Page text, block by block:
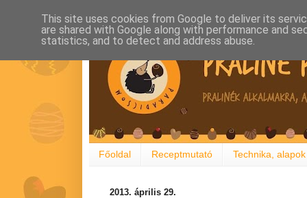
Főoldal Receptmutató Technika, alapok
2013. április 29.
This site uses cookies from Google to deliver its
are shared with Google along with performance and
statistics, and to detect and address abuse.